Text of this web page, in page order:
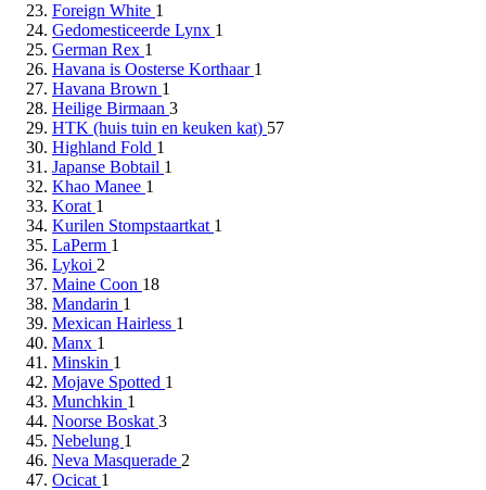
Foreign White 1
Gedomesticeerde Lynx 1
German Rex 1
Havana is Oosterse Korthaar 1
Havana Brown 1
Heilige Birmaan 3
HTK (huis tuin en keuken kat) 57
Highland Fold 1
Japanse Bobtail 1
Khao Manee 1
Korat 1
Kurilen Stompstaartkat 1
LaPerm 1
Lykoi 2
Maine Coon 18
Mandarin 1
Mexican Hairless 1
Manx 1
Minskin 1
Mojave Spotted 1
Munchkin 1
Noorse Boskat 3
Nebelung 1
Neva Masquerade 2
Ocicat 1